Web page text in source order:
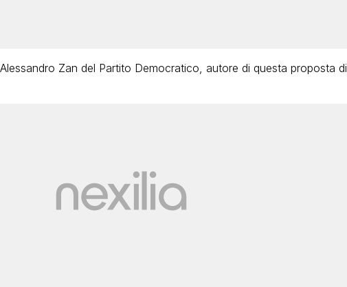
Zan del Partito Democratico, autore di questa proposta di